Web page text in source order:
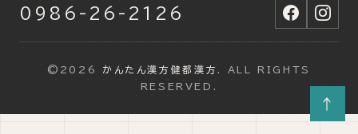
↑
0986-26-2126
©2026 かんたん漢方健都漢方
. ALL RIGHTS
RESERVED.